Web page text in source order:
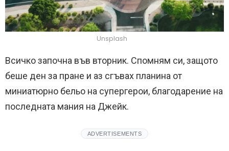
Unsplash
Всичко започна във вторник. Спомням си, защото
беше ден за пране и аз сгъвах планина от
миниатюрно бельо на супергерои, благодарение на
последната мания на Джейк.
ADVERTISEMENTS